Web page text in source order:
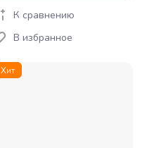
К сравнению
В избранное
Хит